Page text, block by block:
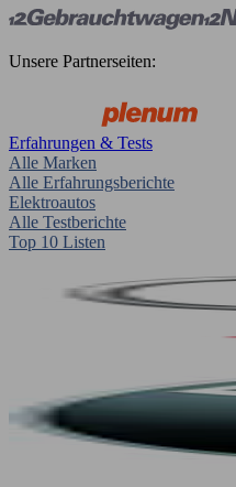
Unsere Partnerseiten:
Erfahrungen & Tests
Alle Marken
Alle Erfahrungsberichte
Elektroautos
Alle Testberichte
Top 10 Listen